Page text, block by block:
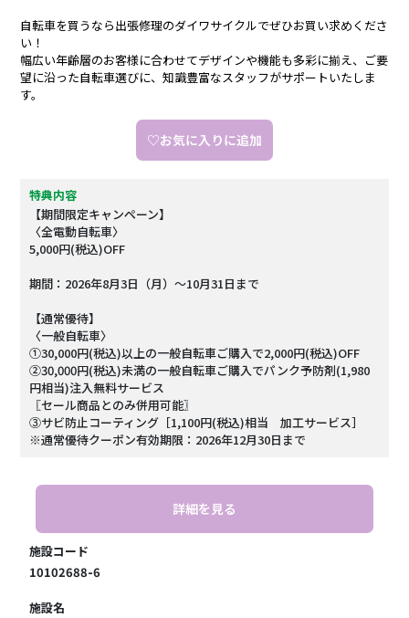
自転車を買うなら出張修理のダイワサイクルでぜひお買い求めくださ
い！
幅広い年齢層のお客様に合わせてデザインや機能も多彩に揃え、ご要
望に沿った自転車選びに、知識豊富なスタッフがサポートいたしま
す。
♡お気に入りに追加
特典内容
【期間限定キャンペーン】
〈全電動自転車〉
5,000円(税込)OFF
期間：2026年8月3日（月）～10月31日まで
【通常優待】
〈一般自転車〉
①30,000円(税込)以上の一般自転車ご購入で2,000円(税込)OFF
②30,000円(税込)未満の一般自転車ご購入でパンク予防剤(1,980
円相当)注入無料サービス
〖セール商品とのみ併用可能〗
③サビ防止コーティング［1,100円(税込)相当 加工サービス］
※通常優待クーポン有効期限：2026年12月30日まで
詳細を見る
施設コード
10102688-6
施設名